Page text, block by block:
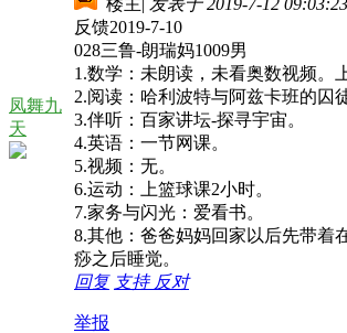
凤舞九
天
反馈2019-7-10
028三鲁-朗瑞妈1009男
1.数学：未朗读，未看奥数视频。
2.阅读：哈利波特与阿兹卡班的囚
3.伴听：百家讲坛-探寻宇宙。
4.英语：一节网课。
5.视频：无。
6.运动：上篮球课2小时。
7.家务与闪光：爱看书。
8.其他：爸爸妈妈回家以后先带着
痧之后睡觉。
回复 支持 反对
举报